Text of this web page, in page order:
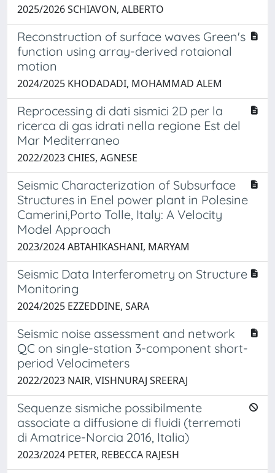
2025/2026 SCHIAVON, ALBERTO
Reconstruction of surface waves Green's
function using array-derived rotaional
motion
2024/2025 KHODADADI, MOHAMMAD ALEM
Reprocessing di dati sismici 2D per la
ricerca di gas idrati nella regione Est del
Mar Mediterraneo
2022/2023 CHIES, AGNESE
Seismic Characterization of Subsurface
Structures in Enel power plant in Polesine
Camerini,Porto Tolle, Italy: A Velocity
Model Approach
2023/2024 ABTAHIKASHANI, MARYAM
Seismic Data Interferometry on Structure
Monitoring
2024/2025 EZZEDDINE, SARA
Seismic noise assessment and network
QC on single-station 3-component short-
period Velocimeters
2022/2023 NAIR, VISHNURAJ SREERAJ
Sequenze sismiche possibilmente
associate a diffusione di fluidi (terremoti
di Amatrice-Norcia 2016, Italia)
2023/2024 PETER, REBECCA RAJESH